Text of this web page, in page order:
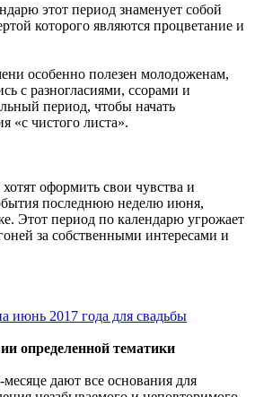
этот период знаменует собой
которого являются процветание и
особенно полезен молодоженам,
с разногласиями, ссорами и
период, чтобы начать
«с чистого листа».
оформить свои чувства и
последнюю неделю июня,
Этот период по календарю угрожает
за собственными интересами и
определенной тематики
дают все основания для